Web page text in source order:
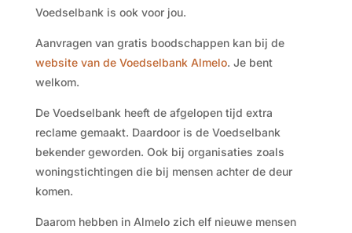
Voedselbank is ook voor jou.
Aanvragen van gratis boodschappen kan bij de
website van de Voedselbank Almelo. Je bent
welkom.
De Voedselbank heeft de afgelopen tijd extra
reclame gemaakt. Daardoor is de Voedselbank
bekender geworden. Ook bij organisaties zoals
woningstichtingen die bij mensen achter de deur
komen.
Daarom hebben in Almelo zich elf nieuwe mensen